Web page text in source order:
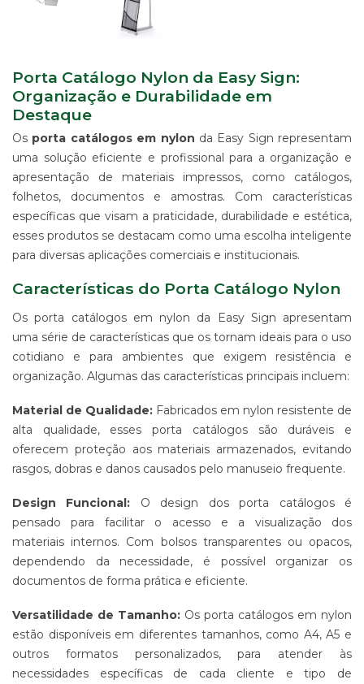
IMPRESSÃO
DIGITAL
EM
PAPEL
IMPRESSÃO
DIGITAL
UV
CHAPA
DIGITAL
SUBLIMÁTICA
TECIDO
IMPRESSÃO
DTG
EM
ALGODÃO
PARA
BANNERS
WIND
BANNER
PARA
PROPAGANDA
PRODUTO
PROMOCIONAL
PARA
E
EMPRESAS
PRODUTO
PROMOCIONAL
PARA
Porta Catálogo Nylon da Easy Sign:
Organização e Durabilidade em
Destaque
Os porta catálogos em nylon da Easy Sign representam
uma solução eficiente e profissional para a organização e
apresentação de materiais impressos, como catálogos,
folhetos, documentos e amostras. Com características
específicas que visam a praticidade, durabilidade e estética,
esses produtos se destacam como uma escolha inteligente
para diversas aplicações comerciais e institucionais.
Características do Porta Catálogo Nylon
Os porta catálogos em nylon da Easy Sign apresentam
uma série de características que os tornam ideais para o uso
cotidiano e para ambientes que exigem resistência e
organização. Algumas das características principais incluem:
Material de Qualidade: Fabricados em nylon resistente de
alta qualidade, esses porta catálogos são duráveis e
oferecem proteção aos materiais armazenados, evitando
rasgos, dobras e danos causados pelo manuseio frequente.
Design Funcional: O design dos porta catálogos é
pensado para facilitar o acesso e a visualização dos
materiais internos. Com bolsos transparentes ou opacos,
dependendo da necessidade, é possível organizar os
documentos de forma prática e eficiente.
Versatilidade de Tamanho: Os porta catálogos em nylon
estão disponíveis em diferentes tamanhos, como A4, A5 e
outros formatos personalizados, para atender às
necessidades específicas de cada cliente e tipo de